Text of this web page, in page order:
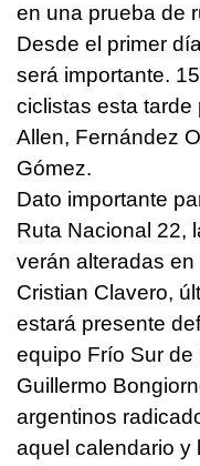
en una prueba de
Desde el primer
será importante.
ciclistas esta
Allen, Fernández
Gómez.
Dato importante
Ruta Nacional 22,
verán alteradas
Cristian Clavero,
estará presente
equipo Frío Sur
Guillermo
argentinos
aquel calendario y